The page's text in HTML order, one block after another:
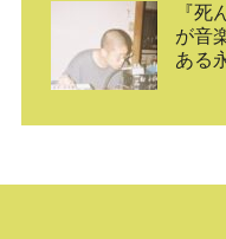
『
が音
ある